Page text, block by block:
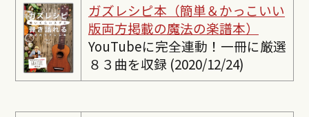
ガズレシピ本（簡単＆かっこいい
版両方掲載の魔法の楽譜本）
YouTubeに完全連動！一冊に厳選
８３曲を収録 (2020/12/24)